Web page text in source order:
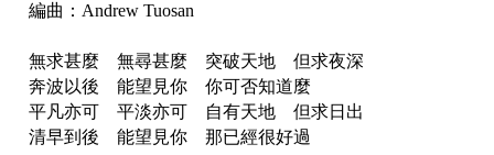
編曲：Andrew Tuosan
無求甚麼 無尋甚麼 突破天地 但求夜深
奔波以後 能望見你 你可否知道麼
平凡亦可 平淡亦可 自有天地 但求日出
清早到後 能望見你 那已經很好過